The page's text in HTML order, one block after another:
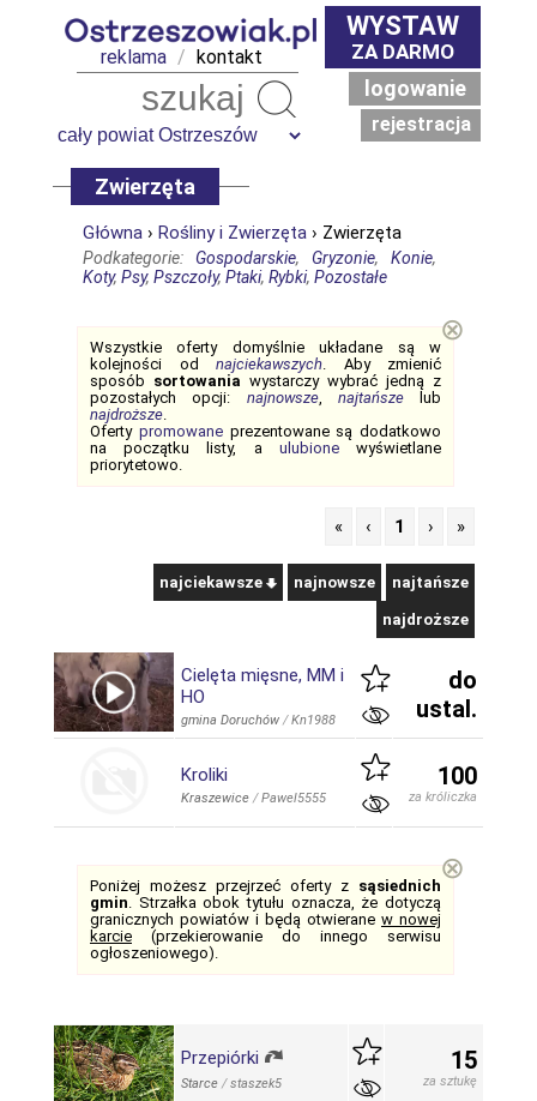
reklama / kontakt
WYSTAW
ZA DARMO
logowanie
rejestracja
Zwierzęta
Główna › Rośliny i Zwierzęta › Zwierzęta
Podkategorie: Gospodarskie, Gryzonie, Konie,
Koty, Psy, Pszczoły, Ptaki, Rybki, Pozostałe
Wszystkie oferty domyślnie układane są w
kolejności od najciekawszych. Aby zmienić
sposób sortowania wystarczy wybrać jedną z
pozostałych opcji: najnowsze, najtańszelub
najdroższe.
Oferty promowaneprezentowane są dodatkowo
na początku listy, a ulubionewyświetlane
priorytetowo.
⊗
« ‹ 1 › »
najciekawsze najnowsze najtańsze
najdroższe
Cielęta mięsne, MM i
HO
gmina Doruchów /Kn1988
do
ustal.
Kroliki
Kraszewice /Pawel5555
100
za króliczka
Poniżej możesz przejrzeć oferty z sąsiednich
gmin. Strzałka obok tytułu oznacza, że dotyczą
granicznych powiatów i będą otwierane w nowej
karcie (przekierowanie do innego serwisu
ogłoszeniowego).
⊗
Przepiórki
Starce /staszek5
15
za sztukę